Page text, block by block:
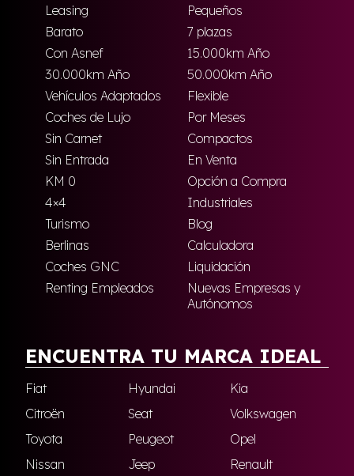
Leasing
Pequeños
Barato
7 plazas
Con Asnef
15.000km Año
30.000km Año
50.000km Año
Vehículos Adaptados
Flexible
Coches de Lujo
Por Meses
Sin Carnet
Compactos
Sin Entrada
En Venta
KM 0
Opción a Compra
4×4
Industriales
Turismo
Blog
Berlinas
Calculadora
Coches GNC
Liquidación
Renting Empleados
Nuevas Empresas y
Autónomos
ENCUENTRA TU MARCA IDEAL
Fiat Hyundai
Kia
Citroën
Seat
Volkswagen
Toyota
Peugeot
Opel
Nissan
Jeep Renault